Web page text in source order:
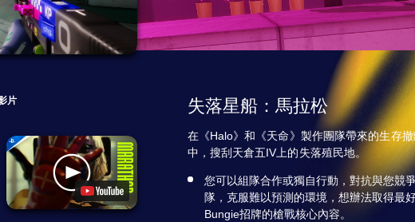
片 失落星船：馬拉松
在《Halo》和《天命》製作團隊帶來的生存
中，搜刮天倉五IV上的失落殖民地。
您可以組隊合作或獨自行動，對抗與您競
隊，克服難以預測的環境，想辦法取得最
Bungie招牌的槍戰核心內容。